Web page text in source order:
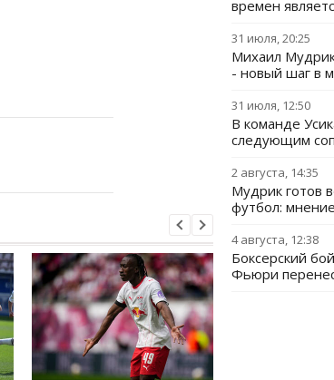
времен
31 июля, 20:25
Михаил
- новый шаг в
31 июля, 12:50
В команде
следующим
2 августа, 14:35
Мудрик готов
футбол:
4 августа, 12:38
Боксерский
Фьюри